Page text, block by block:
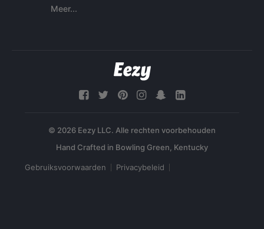
Meer...
© 2026 Eezy LLC. Alle rechten voorbehouden
Gebruiksvoorwaarden Privacybeleid